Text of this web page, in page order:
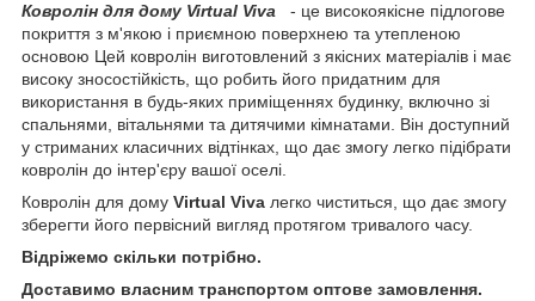
Ковролін для дому Virtual Viva
- це високоякісне підлогове
покриття з м'якою і приємною поверхнею та утепленою
основою Цей ковролін виготовлений з якісних матеріалів і має
високу зносостійкість, що робить його придатним для
використання в будь-яких приміщеннях будинку, включно зі
спальнями, вітальнями та дитячими кімнатами. Він доступний
у стриманих класичних відтінках, що дає змогу легко підібрати
ковролін до інтер'єру вашої оселі.
Ковролін для дому Virtual Viva легко чиститься, що дає змогу
зберегти його первісний вигляд протягом тривалого часу.
Відріжемо скільки потрібно.
Доставимо власним транспортом оптове замовлення.